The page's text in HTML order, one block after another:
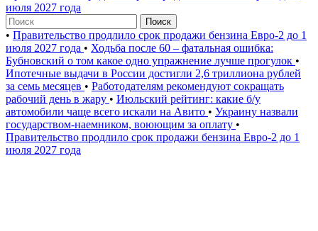
июля 2027 года
Поиск
• Правительство продлило срок продажи бензина Евро-2 до 1
июля 2027 года • Ходьба после 60 – фатальная ошибка:
Бубновский о том какое одно упражнение лучше прогулок •
Ипотечные выдачи в России достигли 2,6 триллиона рублей
за семь месяцев • Работодателям рекомендуют сокращать
рабочий день в жару • Июльский рейтинг: какие б/у
автомобили чаще всего искали на Авито • Украину назвали
государством-наемником, воюющим за оплату •
Правительство продлило срок продажи бензина Евро-2 до 1
июля 2027 года